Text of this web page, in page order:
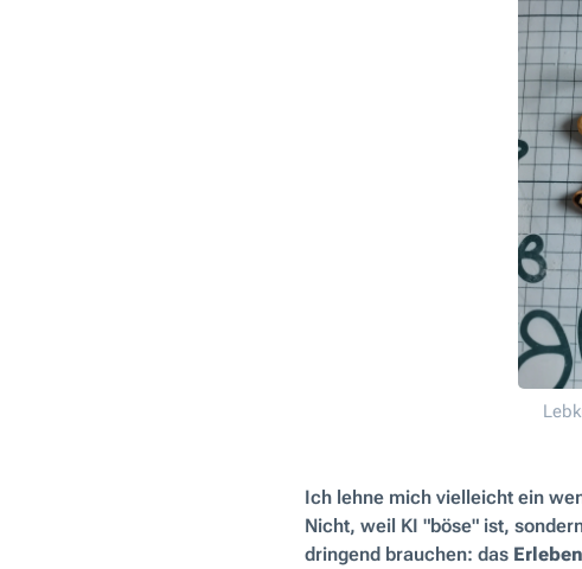
Ich lehne mich vielleicht ein
Nicht, weil KI "böse" ist,
dringend brauchen: das